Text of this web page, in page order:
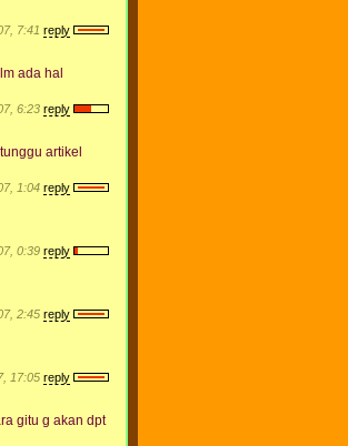
7:41 reply
ada hal
6:23 reply
artikel
1:04 reply
0:39 reply
2:45 reply
17:05 reply
gitu g akan dpt